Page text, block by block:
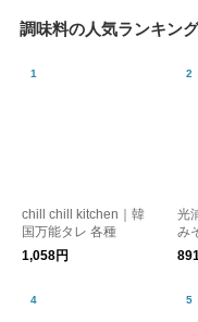
調味料の人気ランキング
chill chill kitchen｜韓
国万能タレ 各種
1,058円
光
み